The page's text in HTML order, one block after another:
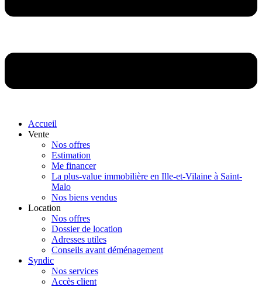
Accueil
Vente
Nos offres
Estimation
Me financer
La plus-value immobilière en Ille-et-Vilaine à Saint-
Malo
Nos biens vendus
Location
Nos offres
Dossier de location
Adresses utiles
Conseils avant déménagement
Syndic
Nos services
Accès client